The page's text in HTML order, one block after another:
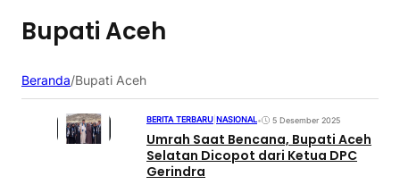
Bupati Aceh
Beranda/Bupati Aceh
BERITA TERBARU NASIONAL• 5 Desember 2025
Umrah Saat Bencana, Bupati Aceh
Selatan Dicopot dari Ketua DPC
Gerindra